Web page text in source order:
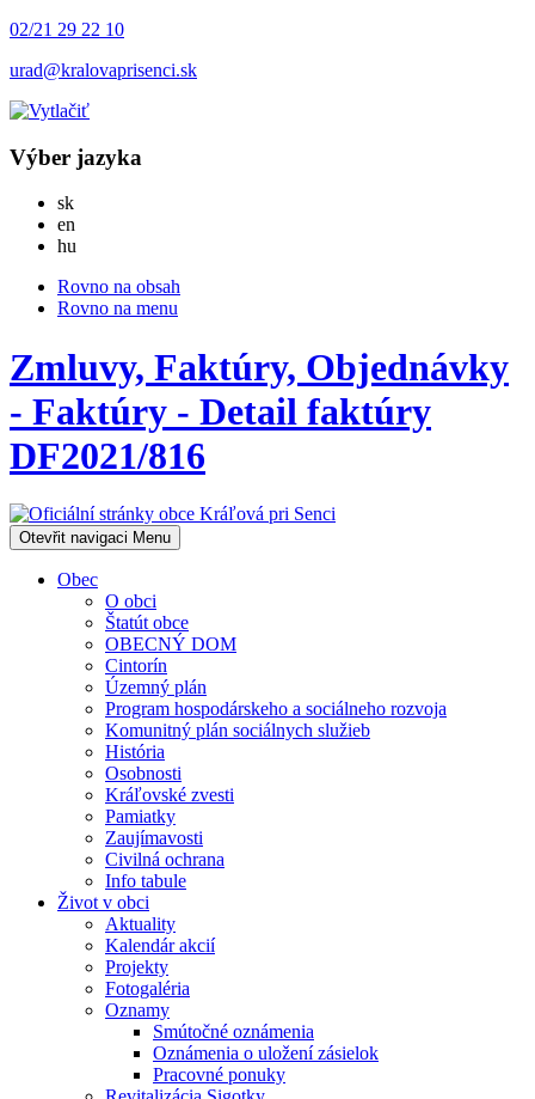
02/21 29 22 10
urad@kralovaprisenci.sk
Výber jazyka
skSlovensky
en
hu
Rovno na obsah
Rovno na menu
Zmluvy, Faktúry, Objednávky
- Faktúry - Detail faktúry
DF2021/816
Otevřit navigaci Menu
Obec
O obci
Štatút obce
OBECNÝ DOM
Cintorín
Územný plán
Program hospodárskeho a sociálneho rozvoja
Komunitný plán sociálnych služieb
História
Osobnosti
Kráľovské zvesti
Pamiatky
Zaujímavosti
Civilná ochrana
Info tabule
Život v obci
Aktuality
Kalendár akcií
Projekty
Fotogaléria
Oznamy
Smútočné oznámenia
Oznámenia o uložení zásielok
Pracovné ponuky